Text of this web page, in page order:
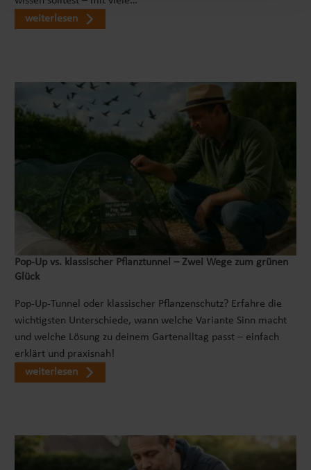
weiterlesen
Pop‑Up vs. klassischer Pflanztunnel – Zwei Wege zum grünen
Glück
Pop-Up-Tunnel oder klassischer Pflanzenschutz? Erfahre die
wichtigsten Unterschiede, wann welche Variante Sinn macht
und welche Lösung zu deinem Gartenalltag passt – einfach
erklärt und praxisnah!
weiterlesen